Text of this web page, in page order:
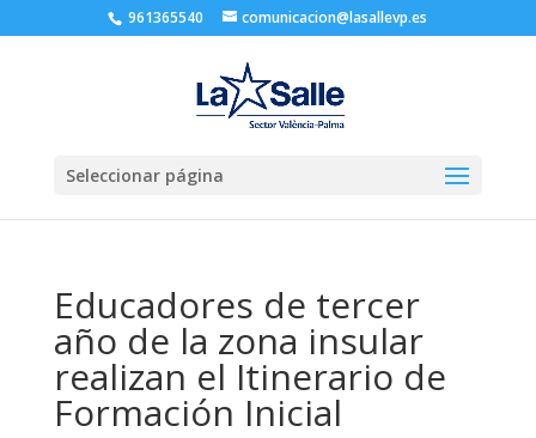
961365540 comunicacion@lasallevp.es
Seleccionar página
Educadores de tercer
año de la zona insular
realizan el Itinerario de
Formación Inicial